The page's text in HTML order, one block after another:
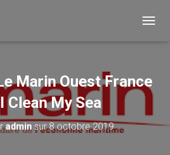
L
Marin Ouest France
Clean My Sea
adminsur8 octobre 2019